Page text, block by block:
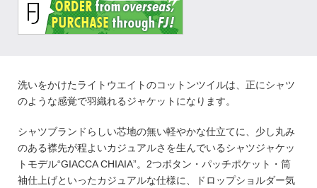
洗いをかけたライトウエイトのコットンツイルは、正にシャツ
のような感覚で羽織れるジャケットになります。
シャツブランドらしい芯地の無い軽やかな仕立てに、少し丸み
のある襟先が程よいカジュアルさを生んでいるシャツジャケッ
トモデル“GIACCA CHIAIA”。2つボタン・パッチポケット・筒
袖仕上げといったカジュアルな仕様に、ドロップショルダー気